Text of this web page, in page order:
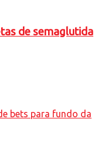
de semaglutida